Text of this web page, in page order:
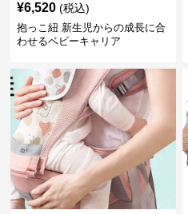
¥6,520 (税込)
抱っこ紐 新生児からの成長に合
わせるベビーキャリア